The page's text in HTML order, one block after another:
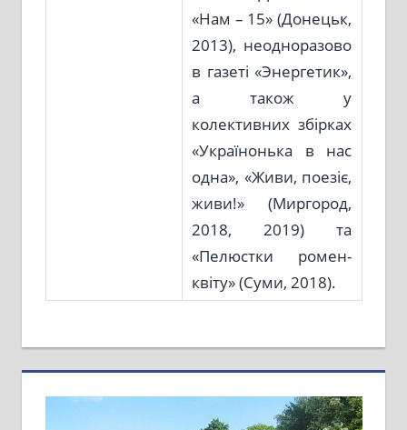
«Нам – 15» (Донецьк,
2013), неодноразово
в газеті «Энергетик»,
а також у
колективних збірках
«Українонька в нас
одна», «Живи, поезіє,
живи!» (Миргород,
2018, 2019) та
«Пелюстки ромен-
квіту» (Суми, 2018).